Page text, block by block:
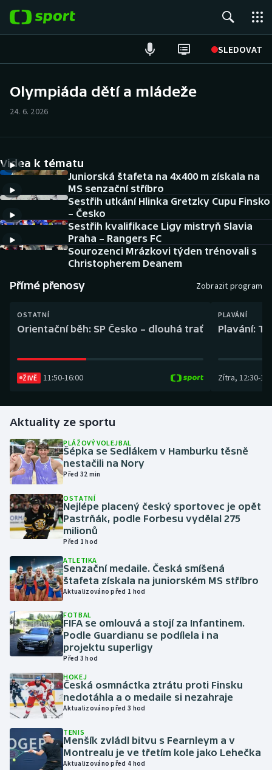
SLEDOVAT
Hokej
Tenis
Atletika
Cyklistika
DALŠÍ SPORTY
Americký fotbal
Baseball a softbal
Basketbal
Curling
Dostihy
Florbal
Futsal
Gymnastika
Házená
Jezdectví
Judo
Krasobruslení
Lezení
Lyže a snowboard
NEPŘEHLÉDNĚTE
Soutěže
Historické návraty
Olympiáda dětí a mládeže
24. 6. 2026
Videa k tématu
Juniorská štafeta na 4x400 m získala na
MS senzační stříbro
Sestřih utkání Hlinka Gretzky Cupu Finsko
– Česko
Sestřih kvalifikace Ligy mistryň Slavia
Praha – Rangers FC
Sourozenci Mrázkovi týden trénovali s
Christopherem Deanem
Přímé přenosy Zobrazit program
OSTATNÍ
Orientační běh: SP Česko – dlouhá trať
ŽIVĚ 11:50-16:00
PLAVÁNÍ
Plavání:
Zítra, 12:30-
Aktuality ze sportu
PLÁŽOVÝ VOLEJBAL
Šépka se Sedlákem v Hamburku těsně
nestačili na Nory
Před 32 min
OSTATNÍ
Nejlépe placený český sportovec je opět
Pastrňák, podle Forbesu vydělal 275
milionů
Před 1 hod
ATLETIKA
Senzační medaile. Česká smíšená
štafeta získala na juniorském MS stříbro
Aktualizováno před 1 hod
FOTBAL
FIFA se omlouvá a stojí za Infantinem.
Podle Guardianu se podílela i na
projektu superligy
Před 3 hod
HOKEJ
Česká osmnáctka ztrátu proti Finsku
nedotáhla a o medaile si nezahraje
Aktualizováno před 3 hod
TENIS
Menšík zvládl bitvu s Fearnleym a v
Montrealu je ve třetím kole jako Lehečka
Aktualizováno před 4 hod